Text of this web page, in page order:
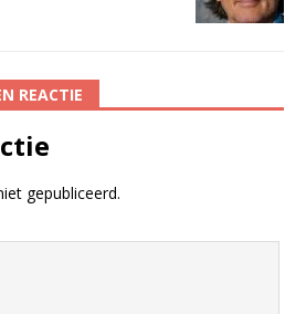
REACTIE
gepubliceerd.